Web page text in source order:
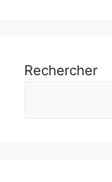
Rechercher